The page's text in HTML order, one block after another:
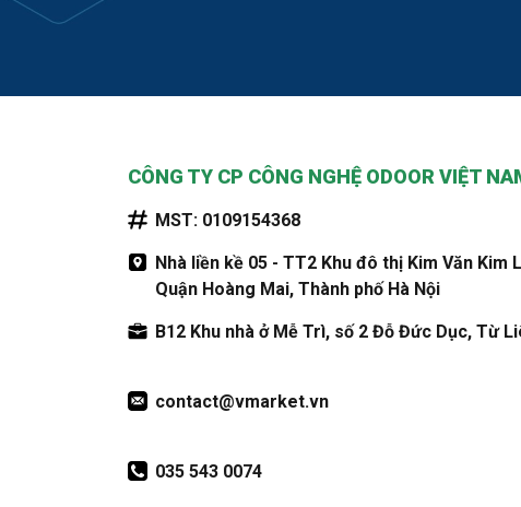
CÔNG TY CP CÔNG NGHỆ ODOOR VIỆT
MST: 0109154368
Nhà liền kề 05 - TT2 Khu đô thị Kim Văn Kim
Quận Hoàng Mai, Thành phố Hà Nội
B12 Khu nhà ở Mễ Trì, số 2 Đỗ Đức Dục, Từ
contact@vmarket.vn
035 543 0074